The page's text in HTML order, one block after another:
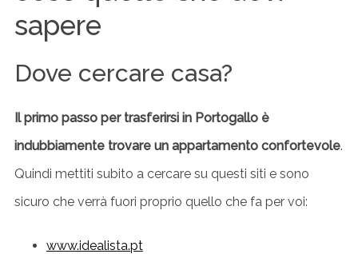
sapere
Dove cercare casa?
Il primo passo per trasferirsi in Portogallo è
indubbiamente trovare un appartamento confortevole.
Quindi mettiti subito a cercare su questi siti e sono
sicuro che verrà fuori proprio quello che fa per voi:
www.idealista.pt